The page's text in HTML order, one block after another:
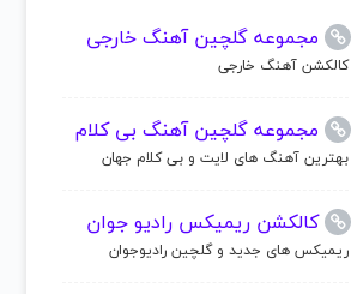
مجموعه گلچین آهنگ خارجی
کالکشن آهنگ خارجی
مجموعه گلچین آهنگ بی کلام
بهترین آهنگ های لایت و بی کلام جهان
کالکشن ریمیکس رادیو جوان
ریمیکس های جدید و گلچین رادیوجوان